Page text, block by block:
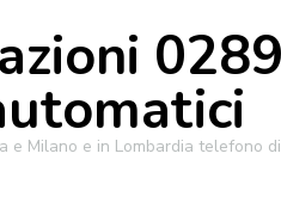
Milano e in Lombardia telefono